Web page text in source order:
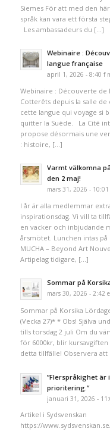
Siemes För att med den
språk kan vara ett första
Les ambassadeurs du […]
Webinaire :
langue française
april 1, 2026 - 8:40 f
Webinaire : Découverte de
Cotterêts depuis la salle
cette langue qui voyage si
quitter la Suède. La Cité
propose désormais une
: histoire, […]
Varmt välkomna
den 2 maj!
mars 31, 2026 - 10:01
I år är alla medlemmar
inspirationsdag. Vi vill ta
en vacker och inbjudande
årsmötet. Lunchen intas
MUCHA – Beyond Art
Artipelag tidigare, […]
Sommar på
mars 30, 2026 - 2:42
Sommar på Korsika
(Vecka 27)* * Obs! Själva
tills torsdag 2 juli Om du
för 6000kr, blir kursavgiften
detta tillfälle! Observera
”Flerspråkighet är
prioritering.”
januari 31, 2026 -
Artikel i Sydsvenskan
https://